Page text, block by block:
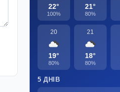
22°
100%
21°
80%
20
19°
80%
21
18°
80%
5 ДНІВ